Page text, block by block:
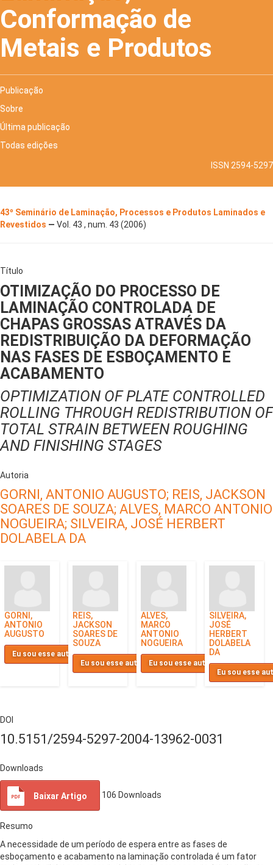
Conformação de
Metais e Produtos
Publicação
Sobre
Última publicação
Todas edições
ISSN 2594-5297
43º Seminário de Laminação, Processos e Produtos Laminados e
Revestidos — Vol. 43 , num. 43 (2006)
Título
OTIMIZAÇÃO DO PROCESSO DE
LAMINAÇÃO CONTROLADA DE
CHAPAS GROSSAS ATRAVÉS DA
REDISTRIBUIÇÃO DA DEFORMAÇÃO
NAS FASES DE ESBOÇAMENTO E
ACABAMENTO
OPTIMIZATION OF PLATE CONTROLLED
ROLLING THROUGH REDISTRIBUTION OF
TOTAL STRAIN BETWEEN ROUGHING
AND FINISHING STAGES
Autoria
GORNI, ANTONIO AUGUSTO; REIS, JACKSON
SOARES DE SOUZA; ALVES, MARCO ANTONIO
NOGUEIRA; SILVEIRA, JOSÉ HERBERT
DOLABELA DA
GORNI,
ANTONIO
AUGUSTO
Eu sou esse autor
REIS,
JACKSON
SOARES DE
SOUZA
Eu sou esse autor
ALVES,
MARCO
ANTONIO
NOGUEIRA
Eu sou esse autor
SILVEIRA,
JOSÉ
HERBERT
DOLABELA
DA
Eu sou esse
DOI
10.5151/2594-5297-2004-13962-0031
Downloads
Baixar Artigo 106 Downloads
Resumo
A necessidade de um período de espera entre as fases de
esboçamento e acabamento na laminação controlada é um fator